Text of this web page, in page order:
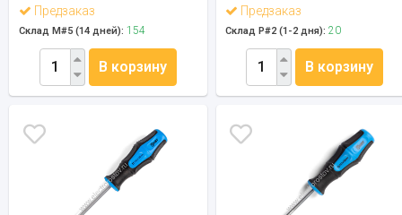
Предзаказ
Склад М#5 (14 дней): 154
В корзину
Предзаказ
Склад Р#2 (1-2 дня): 20
В корзину